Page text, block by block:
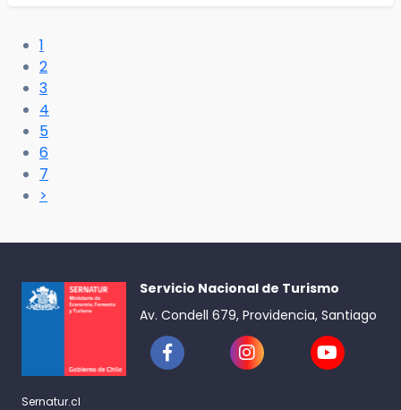
1
2
3
4
5
6
7
>
Servicio Nacional de Turismo
Av. Condell 679, Providencia, Santiago
Sernatur.cl